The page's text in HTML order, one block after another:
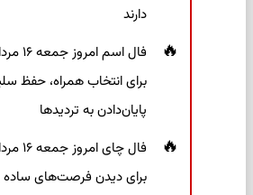
دارند
برای انتخاب همراه، حفظ
پایان‌دادن به تردیدها
برای دیدن فرصت‌های ساده